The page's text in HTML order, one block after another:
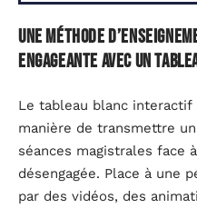
Une méthode
engageante avec un
Le tableau blanc
manière de transmettre
séances magistrales face
désengagée. Place à une
par des vidéos, des